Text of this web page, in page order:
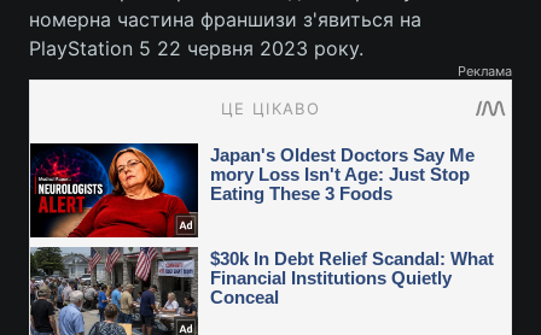
номерна частина франшизи з'явиться на
PlayStation 5 22 червня 2023 року.
Реклама